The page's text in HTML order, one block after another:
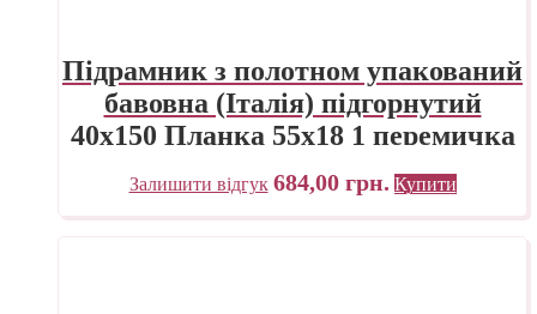
Підрамник з полотном упакований
бавовна (Італія) підгорнутий
40х150 Планка 55х18 1 перемичка
«Трек» Україна
Залишити відгук 684,00 грн. Купити